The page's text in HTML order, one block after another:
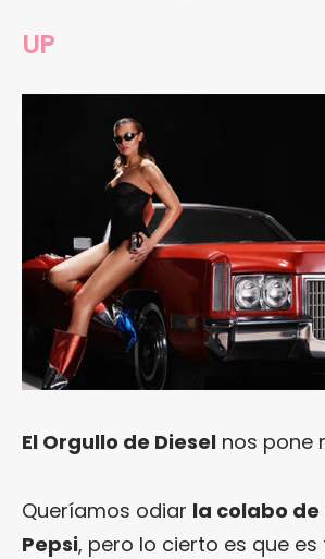
UP
El Orgullo de Diesel nos pone
Queríamos odiar la colabo de
Pepsi, pero lo cierto es que